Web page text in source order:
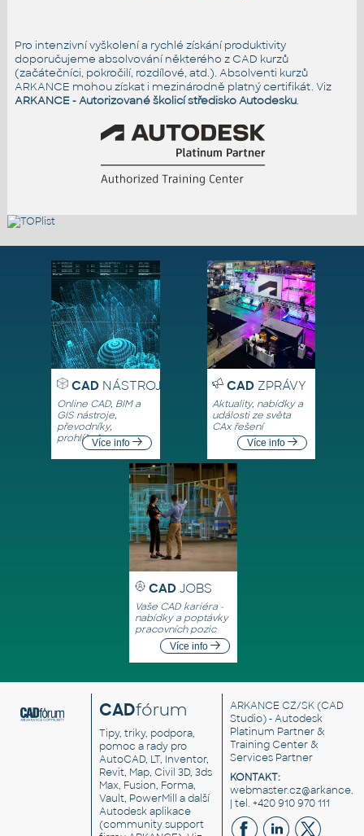
Pro intenzivní vyškolení a rychlé získání produktivity
doporučujeme absolvování některého z CAD kurzů
(začátečníci, pokročilí, rozdílové, atd.). Absolventi kurzů
ARKANCE mohou získat i mezinárodně platný certifikát. Viz
ARKANCE - Autorizované školicí středisko Autodesku.
CADNÁSTROJE
Online CAD, BIM a
GIS nástroje,
převodníky,
prohlížečeVíce info
CADZPRÁVY
Aktuality, nabídky a
události ze světa
CAx řešení
Více info
CAD JOBS
Vaše CAD kariéra -
nabídky a poptávky
pracovních pozic
Více info
CADfórum
Tipy, triky, podpora,
pomoc a rady pro
AutoCAD, LT, Inventor,
Revit, Map, Civil 3D, 3ds
Max, Fusion, Forma,
Vault, PowerMill a další
Autodesk aplikace
(community support
ARKANCE CZ/SK(CAD
Studio) - Autodesk
Platinum Partner &
Training Center &
Services Partner
KONTAKT:
| tel. +420 910 970 111